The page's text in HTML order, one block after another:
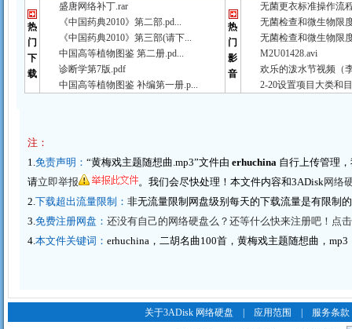
热
门
下
载
盛唐网络补丁.rar
《中国药典2010》第二部.pd...
《中国药典2010》第三部(请下...
中国高等植物图鉴 第二册.pd...
诊断学第7版.pdf
中国高等植物图鉴 补编第一册.p...
热
门
影
音
无菌更衣标准操作流
无菌检查和微生物限
无菌检查和微生物限
M2U01428.avi
欢乐的泼水节视频（
2-20设置项目大类和
注：
1.免责声明：“黄梅戏主题随想曲.mp3”文件由erhuchina 自行上传管理
请立即举报 。我们会尽快处理！本文件内容和3ADisk网络
2.下载超出流量限制：非无流量限制网盘级别每天的下载流量是有限制
3.免费注册网盘：还没有自己的网络硬盘么？还等什么快来注册吧！点
4.本文件关键词：erhuchina，二胡名曲100首，黄梅戏主题随想曲，mp3
关于3ADisk 网络硬盘 |应用范围 服务条款